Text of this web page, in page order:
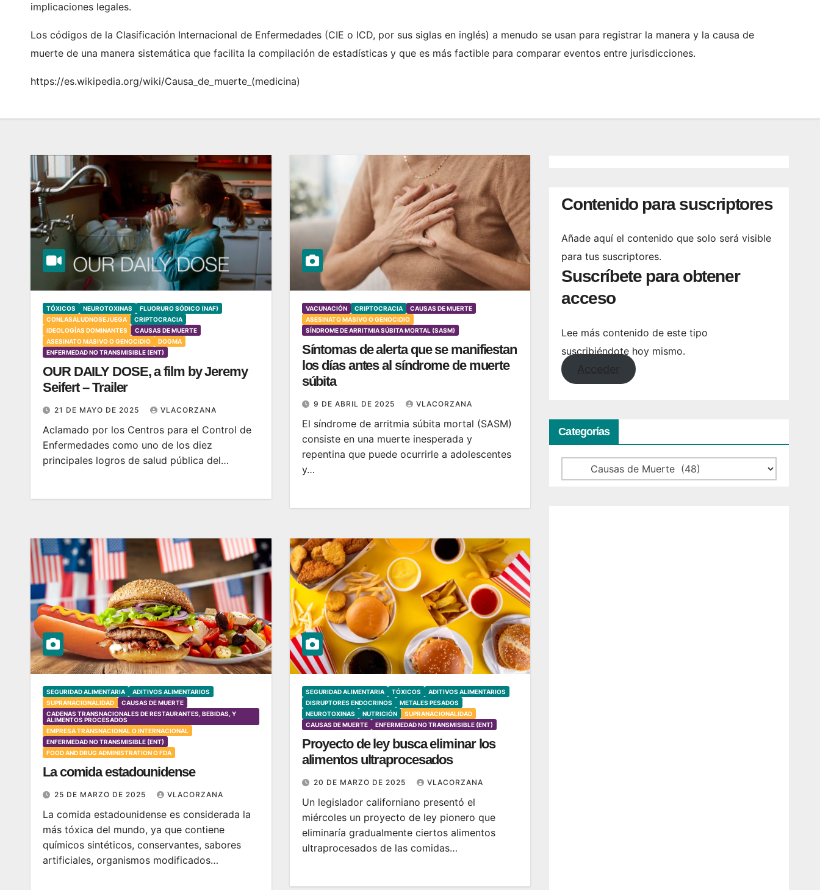
implicaciones legales.
Los códigos de la Clasificación Internacional de Enfermedades (CIE o ICD, por sus siglas en inglés) a menudo se usan para registrar la manera y la causa de
muerte de una manera sistemática que facilita la compilación de estadísticas y que es más factible para comparar eventos entre jurisdicciones.
https://es.wikipedia.org/wiki/Causa_de_muerte_(medicina)
TÓXICOS NEUROTOXINAS
FLUORURO SÓDICO (NAF)
CONLASALUDNOSEJUEGA
CRIPTOCRACIA
IDEOLOGÍAS DOMINANTES
CAUSAS DE MUERTE
ASESINATO MASIVO O GENOCIDIO
DOGMA
ENFERMEDAD NO TRANSMISIBLE (ENT)
OUR DAILY DOSE, a film by Jeremy
Seifert – Trailer
21 DE MAYO DE 2025 VLACORZANA
Aclamado por los Centros para el Control de
Enfermedades como uno de los diez
principales logros de salud pública del…
VACUNACIÓN CRIPTOCRACIA
CAUSAS DE MUERTE
ASESINATO MASIVO O GENOCIDIO
SÍNDROME DE ARRITMIA SÚBITA MORTAL (SASM)
Síntomas de alerta que se manifiestan
los días antes al síndrome de muerte
súbita
9 DE ABRIL DE 2025 VLACORZANA
El síndrome de arritmia súbita mortal (SASM)
consiste en una muerte inesperada y
repentina que puede ocurrirle a adolescentes
y…
SEGURIDAD ALIMENTARIA
ADITIVOS ALIMENTARIOS
SUPRANACIONALIDAD
CAUSAS DE MUERTE
CADENAS TRANSNACIONALES DE RESTAURANTES, BEBIDAS, Y
ALIMENTOS PROCESADOS
EMPRESA TRANSNACIONAL O INTERNACIONAL
ENFERMEDAD NO TRANSMISIBLE (ENT)
FOOD AND DRUG ADMINISTRATION O FDA
La comida estadounidense
25 DE MARZO DE 2025 VLACORZANA
La comida estadounidense es considerada la
más tóxica del mundo, ya que contiene
químicos sintéticos, conservantes, sabores
artificiales, organismos modificados…
SEGURIDAD ALIMENTARIA TÓXICOS
ADITIVOS ALIMENTARIOS
DISRUPTORES ENDOCRINOS
METALES PESADOS
NEUROTOXINAS
NUTRICIÓN
SUPRANACIONALIDAD
CAUSAS DE MUERTE
ENFERMEDAD NO TRANSMISIBLE (ENT)
Proyecto de ley busca eliminar los
alimentos ultraprocesados
20 DE MARZO DE 2025 VLACORZANA
Un legislador californiano presentó el
miércoles un proyecto de ley pionero que
eliminaría gradualmente ciertos alimentos
ultraprocesados ​​de las comidas…
Contenido para suscriptores
Añade aquí el contenido que solo será visible
para tus suscriptores.
Suscríbete para obtener
acceso
Lee más contenido de este tipo
suscribiéndote hoy mismo.
Acceder
Categorías
Categorías